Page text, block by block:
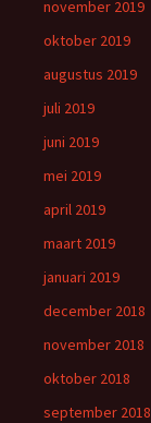
november 2019
oktober 2019
augustus 2019
juli 2019
juni 2019
mei 2019
april 2019
maart 2019
januari 2019
december 2018
november 2018
oktober 2018
september 2018